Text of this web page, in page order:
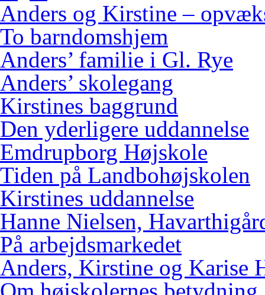
Anders og Kirstine –
To barndomshjem
Anders’ familie i Gl. Rye
Anders’ skolegang
Kirstines baggrund
Den yderligere uddannelse
Emdrupborg Højskole
Tiden på Landbohøjskolen
Kirstines uddannelse
Hanne Nielsen,
På arbejdsmarkedet
Anders, Kirstine og Karise